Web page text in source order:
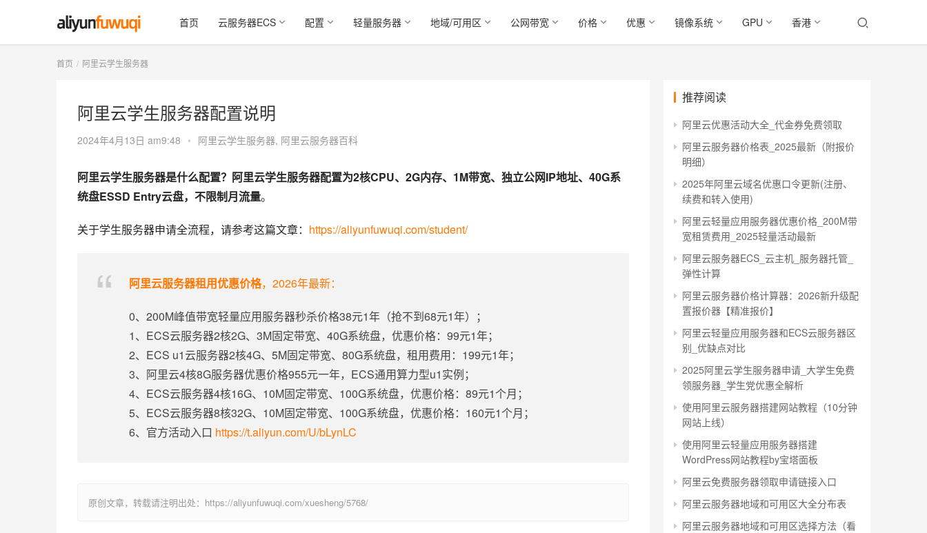
首页 云服务器ECS 配置 轻量服务器 地域/可用区 公网带宽 价格 优惠 镜像系统 GPU 香港
首页 阿里云学生服务器
阿里云学生服务器配置说明
2024年4月13日 am9:48 • 阿里云学生服务器, 阿里云服务器百科
阿里云学生服务器是什么配置？阿里云学生服务器配置为2核CPU、2G内存、1M带宽、独立公网IP地址、40G系
统盘ESSD Entry云盘，不限制月流量。
关于学生服务器申请全流程，请参考这篇文章： https://aliyunfuwuqi.com/student/
阿里云服务器租用优惠价格，2026年最新：
0、200M峰值带宽轻量应用服务器秒杀价格38元1年（抢不到68元1年）；
1、ECS云服务器2核2G、3M固定带宽、40G系统盘，优惠价格：99元1年；
2、ECS u1云服务器2核4G、5M固定带宽、80G系统盘，租用费用：199元1年；
3、阿里云4核8G服务器优惠价格955元一年，ECS通用算力型u1实例；
4、ECS云服务器4核16G、10M固定带宽、100G系统盘，优惠价格：89元1个月；
5、ECS云服务器8核32G、10M固定带宽、100G系统盘，优惠价格：160元1个月；
6、官方活动入口 https://t.aliyun.com/U/bLynLC
原创文章，转载请注明出处：https://aliyunfuwuqi.com/xuesheng/5768/
推荐阅读
阿里云优惠活动大全_代金券免费领取
阿里云服务器价格表_2025最新（附报价
明细）
2025年阿里云域名优惠口令更新(注册、
续费和转入使用)
阿里云轻量应用服务器优惠价格_200M带
宽租赁费用_2025轻量活动最新
阿里云服务器ECS_云主机_服务器托管_
弹性计算
阿里云服务器价格计算器：2026新升级配
置报价器【精准报价】
阿里云轻量应用服务器和ECS云服务器区
别_优缺点对比
2025阿里云学生服务器申请_大学生免费
领服务器_学生党优惠全解析
使用阿里云服务器搭建网站教程（10分钟
网站上线）
使用阿里云轻量应用服务器搭建
WordPress网站教程by宝塔面板
阿里云免费服务器领取申请链接入口
阿里云服务器地域和可用区大全分布表
阿里云服务器地域和可用区选择方法（看